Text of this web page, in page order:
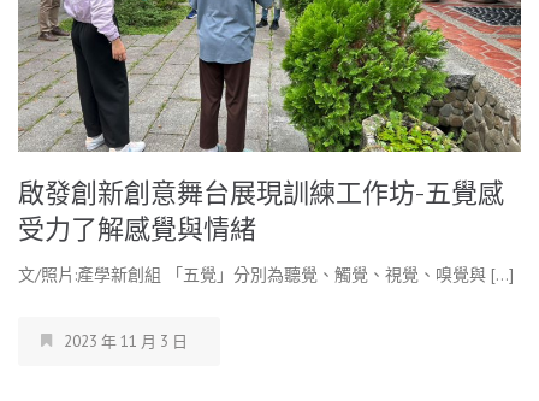
啟發創新創意舞台展現訓練工作坊-五覺感
受力了解感覺與情緒
文/照片:產學新創組 「五覺」分別為聽覺、觸覺、視覺、嗅覺與 […]
2023 年 11 月 3 日